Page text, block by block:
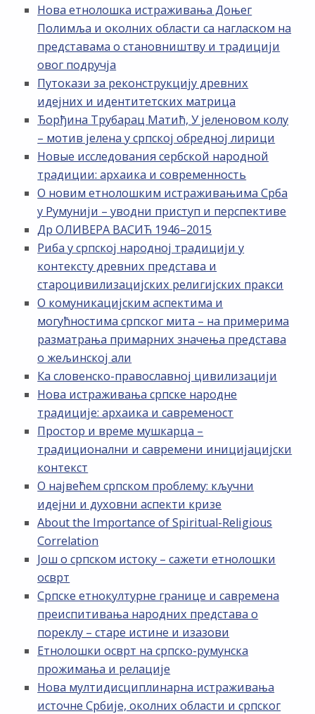
Нова етнолошка истраживања Доњег
Полимља и околних области са нагласком на
представама о становништву и традицији
овог подручја
Путокази за реконструкцију древних
идејних и идентитетских матрица
Ђорђина Трубарац Матић, У јеленовом колу
– мотив јелена у српској обредној лирици
Новые исследования сербской народной
традиции: архаика и современность
О новим етнолошким истраживањима Срба
у Румунији – уводни приступ и перспективе
Др ОЛИВЕРА ВАСИЋ 1946–2015
Риба у српској народној традицији у
контексту древних представа и
староцивилизацијских религијских пракси
О комуникацијским аспектима и
могућностима српског мита – на примерима
разматрања примарних значења представа
о жељинској али
Ка словенско-православној цивилизацији
Нова истраживања српске народне
традиције: архаика и савременост
Простор и време мушкарца –
традиционални и савремени иницијацијски
контекст
О највећем српском проблему: кључни
идејни и духовни аспекти кризе
About the Importance of Spiritual-Religious
Correlation
Још о српском истоку – сажети етнолошки
осврт
Српске етнокултурне границе и савремена
преиспитивања народних представа о
пореклу – старе истине и изазови
Етнолошки осврт на српско-румунска
прожимања и релације
Нова мултидисциплинарна истраживања
источне Србије, околних области и српског